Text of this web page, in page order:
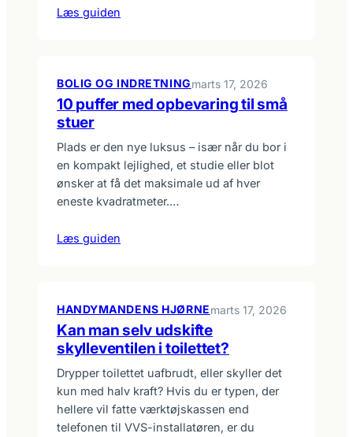
Læs guiden
BOLIG OG INDRETNINGmarts 17, 2026
10 puffer med opbevaring til små
stuer
Plads er den nye luksus – især når du bor i
en kompakt lejlighed, et studie eller blot
ønsker at få det maksimale ud af hver
eneste kvadratmeter.…
Læs guiden
HANDYMANDENS HJØRNEmarts 17, 2026
Kan man selv udskifte
skylleventilen i toilettet?
Drypper toilettet uafbrudt, eller skyller det
kun med halv kraft? Hvis du er typen, der
hellere vil fatte værktøjskassen end
telefonen til VVS-installatøren, er du